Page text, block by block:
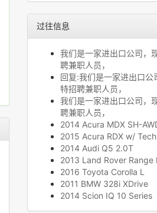
过往信息
我们是一家进出口公司，
聘兼职人员，
回复:我们是一家进出口公
特招聘兼职人员，
我们是一家进出口公司，
聘兼职人员，
2014 Acura MDX SH-
2015 Acura RDX w/ Tech
2014 Audi Q5 2.0T
2013 Land Rover Range
2016 Toyota Corolla L
2011 BMW 328i XDrive
2014 Scion IQ 10 Series